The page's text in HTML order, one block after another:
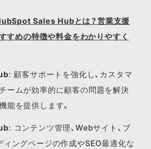
Sales Hubとは？営業支援
すすめの特徴や料金をわかりやすく
: 顧客サポートを強化し、カスタマ
ームが効率的に顧客の問題を解決
能を提供します。
: コンテンツ管理、Webサイト、ブ
ィングページの作成やSEO最適化な